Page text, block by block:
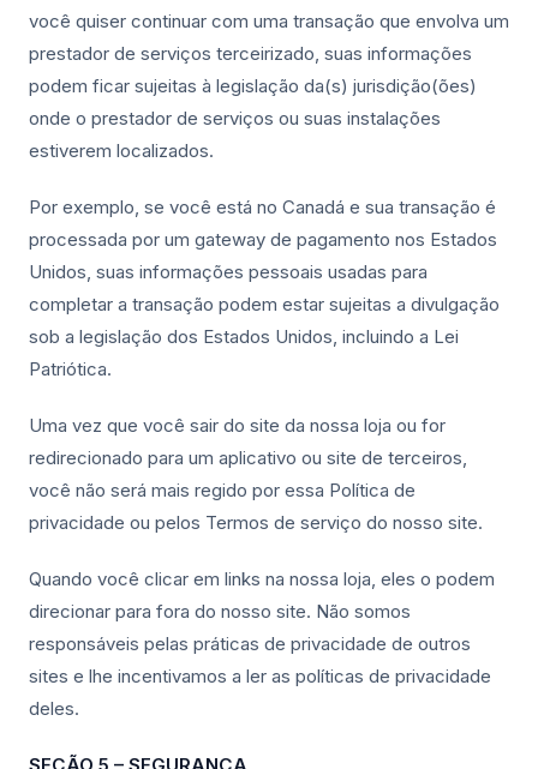
você quiser continuar com uma transação que envolva um
prestador de serviços terceirizado, suas informações
podem ficar sujeitas à legislação da(s) jurisdição(ões)
onde o prestador de serviços ou suas instalações
estiverem localizados.
Por exemplo, se você está no Canadá e sua transação é
processada por um gateway de pagamento nos Estados
Unidos, suas informações pessoais usadas para
completar a transação podem estar sujeitas a divulgação
sob a legislação dos Estados Unidos, incluindo a Lei
Patriótica.
Uma vez que você sair do site da nossa loja ou for
redirecionado para um aplicativo ou site de terceiros,
você não será mais regido por essa Política de
privacidade ou pelos Termos de serviço do nosso site.
Quando você clicar em links na nossa loja, eles o podem
direcionar para fora do nosso site. Não somos
responsáveis pelas práticas de privacidade de outros
sites e lhe incentivamos a ler as políticas de privacidade
deles.